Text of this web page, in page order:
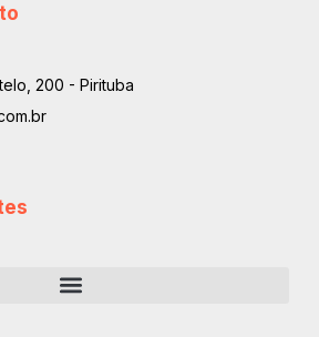
200 - Pirituba